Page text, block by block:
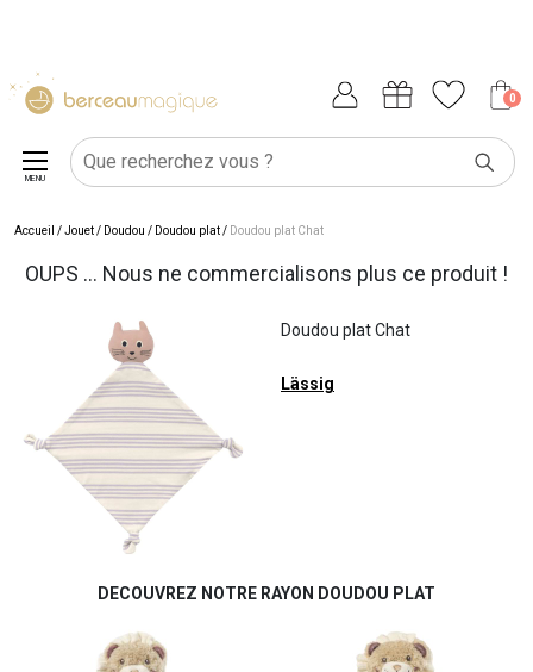
0
MENU
Accueil /Jouet/ Doudou / Doudou plat/ Doudou plat Chat
OUPS ... Nous ne commercialisons plus ce produit !
Doudou plat Chat
Lässig
DECOUVREZ NOTRE RAYON DOUDOU PLAT